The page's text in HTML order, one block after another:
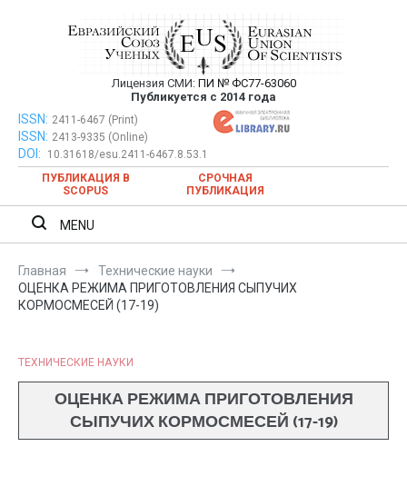
Евразийский Союз Ученых —
публикация научных статей в
ежемесячном научном журнале
Лицензия СМИ: ПИ № ФС77-63060
Публикуется с 2014 года
Евразийский Союз Ученых — публикация научных статей в
ежемесячном научном журнале
ISSN: 2411-6467 (Print)
ISSN: 2413-9335 (Online)
DOI:
10.31618/esu.2411-6467.8.53.1
ПУБЛИКАЦИЯ В
SCOPUS
СРОЧНАЯ
ПУБЛИКАЦИЯ
MENU
Главная
Технические науки
ОЦЕНКА РЕЖИМА ПРИГОТОВЛЕНИЯ СЫПУЧИХ
КОРМОСМЕСЕЙ (17-19)
ТЕХНИЧЕСКИЕ НАУКИ
ОЦЕНКА РЕЖИМА ПРИГОТОВЛЕНИЯ
СЫПУЧИХ КОРМОСМЕСЕЙ (17-19)